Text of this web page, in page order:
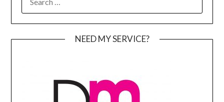
FOR:
NEED MY SERVICE?